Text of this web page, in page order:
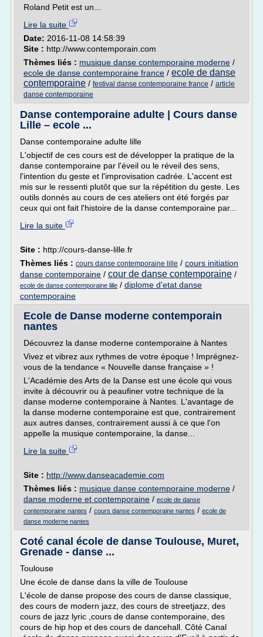
Roland Petit est un...
Lire la suite
Date: 2016-11-08 14:58:39
Site : http://www.contemporain.com
Thèmes liés : musique danse contemporaine moderne /
ecole de danse contemporaine france / ecole de danse
contemporaine / festival danse contemporaine france / article
danse contemporaine
Danse contemporaine adulte | Cours danse
Lille – ecole ...
Danse contemporaine adulte lille
L'objectif de ces cours est de développer la pratique de la
danse contemporaine par l'éveil ou le réveil des sens,
l'intention du geste et l'improvisation cadrée. L'accent est
mis sur le ressenti plutôt que sur la répétition du geste. Les
outils donnés au cours de ces ateliers ont été forgés par
ceux qui ont fait l'histoire de la danse contemporaine par...
Lire la suite
Site : http://cours-danse-lille.fr
Thèmes liés : cours danse contemporaine lille / cours initiation
danse contemporaine / cour de danse contemporaine /
ecole de danse contemporaine lille / diplome d'etat danse
contemporaine
Ecole de Danse moderne contemporain
nantes
Découvrez la danse moderne contemporaine à Nantes
Vivez et vibrez aux rythmes de votre époque ! Imprégnez-
vous de la tendance « Nouvelle danse française » !
L'Académie des Arts de la Danse est une école qui vous
invite à découvrir ou à peaufiner votre technique de la
danse moderne contemporaine à Nantes. L'avantage de
la danse moderne contemporaine est que, contrairement
aux autres danses, contrairement aussi à ce que l'on
appelle la musique contemporaine, la danse...
Lire la suite
Site : http://www.danseacademie.com
Thèmes liés : musique danse contemporaine moderne /
danse moderne et contemporaine / ecole de danse
contemporaine nantes / cours danse contemporaine nantes / ecole de
danse moderne nantes
Coté canal école de danse Toulouse, Muret,
Grenade - danse ...
Toulouse
Une école de danse dans la ville de Toulouse
L'école de danse propose des cours de danse classique,
des cours de modern jazz, des cours de streetjazz, des
cours de jazz lyric ,cours de danse contemporaine, des
cours de hip hop et des cours de dancehall. Côté Canal